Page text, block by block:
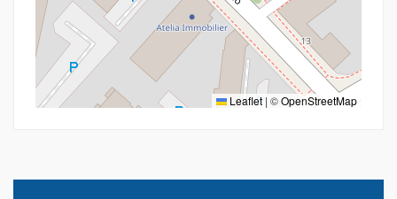
Leaflet | ©OpenStreetMap